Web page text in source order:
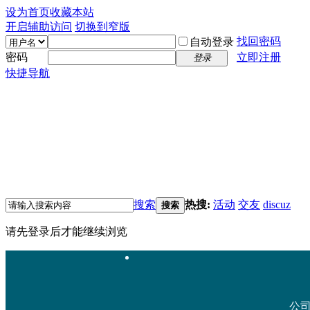
设为首页收藏本站
开启辅助访问 切换到窄版
自动登录 找回密码
密码
登录
立即注册
快捷导航
搜索 搜索 热搜: 活动 交友 discuz
请先登录后才能继续浏览
公